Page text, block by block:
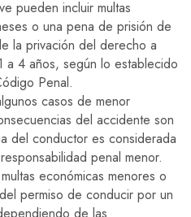
pueden incluir multas
o una pena de prisión de
la privación del derecho a
a 4 años, según lo establecido
Penal.
casos de menor
del accidente son
del conductor es considerada
penal menor.
económicas menores o
permiso de conducir por un